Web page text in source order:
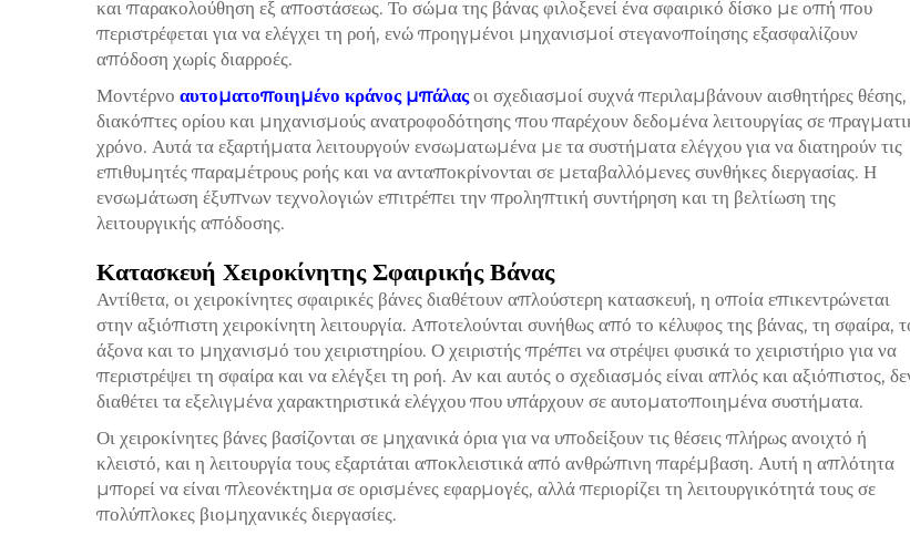
και παρακολούθηση εξ αποστάσεως. Το σώμα της βάνας φιλοξενεί ένα σφαιρικό δίσκο με οπή που
περιστρέφεται για να ελέγχει τη ροή, ενώ προηγμένοι μηχανισμοί στεγανοποίησης εξασφαλίζουν
απόδοση χωρίς διαρροές.
Μοντέρνο αυτοματοποιημένο κράνος μπάλας οι σχεδιασμοί συχνά περιλαμβάνουν αισθητήρες θέσης,
διακόπτες ορίου και μηχανισμούς ανατροφοδότησης που παρέχουν δεδομένα λειτουργίας σε
χρόνο. Αυτά τα εξαρτήματα λειτουργούν ενσωματωμένα με τα συστήματα ελέγχου για να διατηρούν τις
επιθυμητές παραμέτρους ροής και να ανταποκρίνονται σε μεταβαλλόμενες συνθήκες διεργασίας. Η
ενσωμάτωση έξυπνων τεχνολογιών επιτρέπει την προληπτική συντήρηση και τη βελτίωση της
λειτουργικής απόδοσης.
Κατασκευή Χειροκίνητης Σφαιρικής Βάνας
Αντίθετα, οι χειροκίνητες σφαιρικές βάνες διαθέτουν απλούστερη κατασκευή, η οποία επικεντρώνεται
στην αξιόπιστη χειροκίνητη λειτουργία. Αποτελούνται συνήθως από το κέλυφος της βάνας, τη σφαίρα,
άξονα και το μηχανισμό του χειριστηρίου. Ο χειριστής πρέπει να στρέψει φυσικά το χειριστήριο για να
περιστρέψει τη σφαίρα και να ελέγξει τη ροή. Αν και αυτός ο σχεδιασμός είναι απλός και αξιόπιστος,
διαθέτει τα εξελιγμένα χαρακτηριστικά ελέγχου που υπάρχουν σε αυτοματοποιημένα συστήματα.
Οι χειροκίνητες βάνες βασίζονται σε μηχανικά όρια για να υποδείξουν τις θέσεις πλήρως ανοιχτό ή
κλειστό, και η λειτουργία τους εξαρτάται αποκλειστικά από ανθρώπινη παρέμβαση. Αυτή η απλότητα
μπορεί να είναι πλεονέκτημα σε ορισμένες εφαρμογές, αλλά περιορίζει τη λειτουργικότητά τους σε
πολύπλοκες βιομηχανικές διεργασίες.